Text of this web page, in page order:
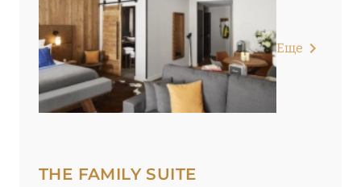
White 1921 Courchevel
Yellowstone Lodge by Alpine Resorts
ОКСИТАНИЯ
ПРОВАНС
Еще
THE FAMILY SUITE